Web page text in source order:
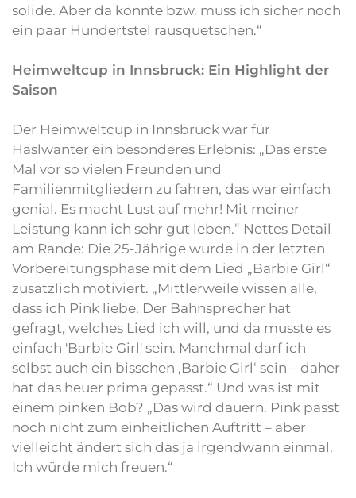
solide. Aber da könnte bzw. muss ich sicher noch
ein paar Hundertstel rausquetschen.“
Heimweltcup in Innsbruck: Ein Highlight der
Saison
Der Heimweltcup in Innsbruck war für
Haslwanter ein besonderes Erlebnis: „Das erste
Mal vor so vielen Freunden und
Familienmitgliedern zu fahren, das war einfach
genial. Es macht Lust auf mehr! Mit meiner
Leistung kann ich sehr gut leben.“ Nettes Detail
am Rande: Die 25-Jährige wurde in der letzten
Vorbereitungsphase mit dem Lied „Barbie Girl“
zusätzlich motiviert. „Mittlerweile wissen alle,
dass ich Pink liebe. Der Bahnsprecher hat
gefragt, welches Lied ich will, und da musste es
einfach 'Barbie Girl' sein. Manchmal darf ich
selbst auch ein bisschen ‚Barbie Girl‘ sein – daher
hat das heuer prima gepasst.“ Und was ist mit
einem pinken Bob? „Das wird dauern. Pink passt
noch nicht zum einheitlichen Auftritt – aber
vielleicht ändert sich das ja irgendwann einmal.
Ich würde mich freuen.“